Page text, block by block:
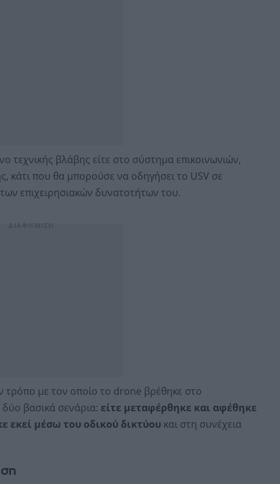
τεχνικής βλάβης είτε στο σύστημα επικοινωνιών,
κάτι που θα μπορούσε να οδηγήσει το USV σε
επιχειρησιακών δυνατοτήτων του.
τρόπο με τον οποίο το drone βρέθηκε στο
βασικά σενάρια: είτε μεταφέρθηκε και αφέθηκε
εκεί μέσω του οδικού δικτύου και στη συνέχεια